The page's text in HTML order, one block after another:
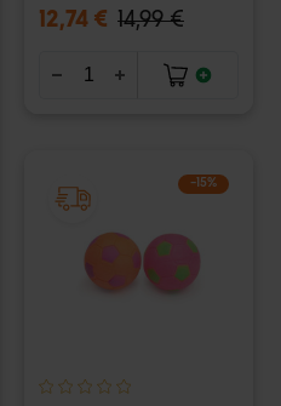
12,74 € 14,99 €
−15%